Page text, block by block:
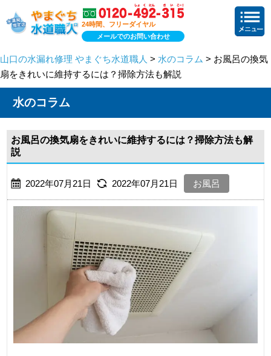
24時間、フリーダイヤル
メールでのお問い合わせ
山口の水漏れ修理 やまぐち水道職人 > 水のコラム > お風呂の換気
扇をきれいに維持するには？掃除方法も解説
水のコラム
お風呂の換気扇をきれいに維持するには？掃除方法も解
説
2022年07月21日 2022年07月21日 お風呂